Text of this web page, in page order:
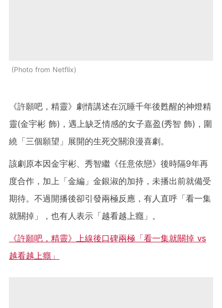
Photo from Netflix
《許願吧，精靈》劇情講述在沉睡千年後甦醒的神燈精
靈(金宇彬 飾)，遇上缺乏情感的女子嘉盈(秀智 飾)，圍
繞「三個願望」展開的生死交關浪漫喜劇。
該劇原本因金宇彬、秀智繼《任意依戀》後時隔9年再
度合作，加上「金編」金銀淑的加持，未播出前就備受
期待。不過開播後卻引發兩極反應，有人直呼「看一集
就關掉」，也有人表示「越看越上癮」。
《許願吧，精靈》上線後口碑兩極「看一集就關掉 vs
越看越上癮」